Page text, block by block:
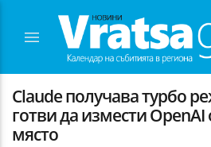
Claude получава турбо
готви да измести OpenAI
място